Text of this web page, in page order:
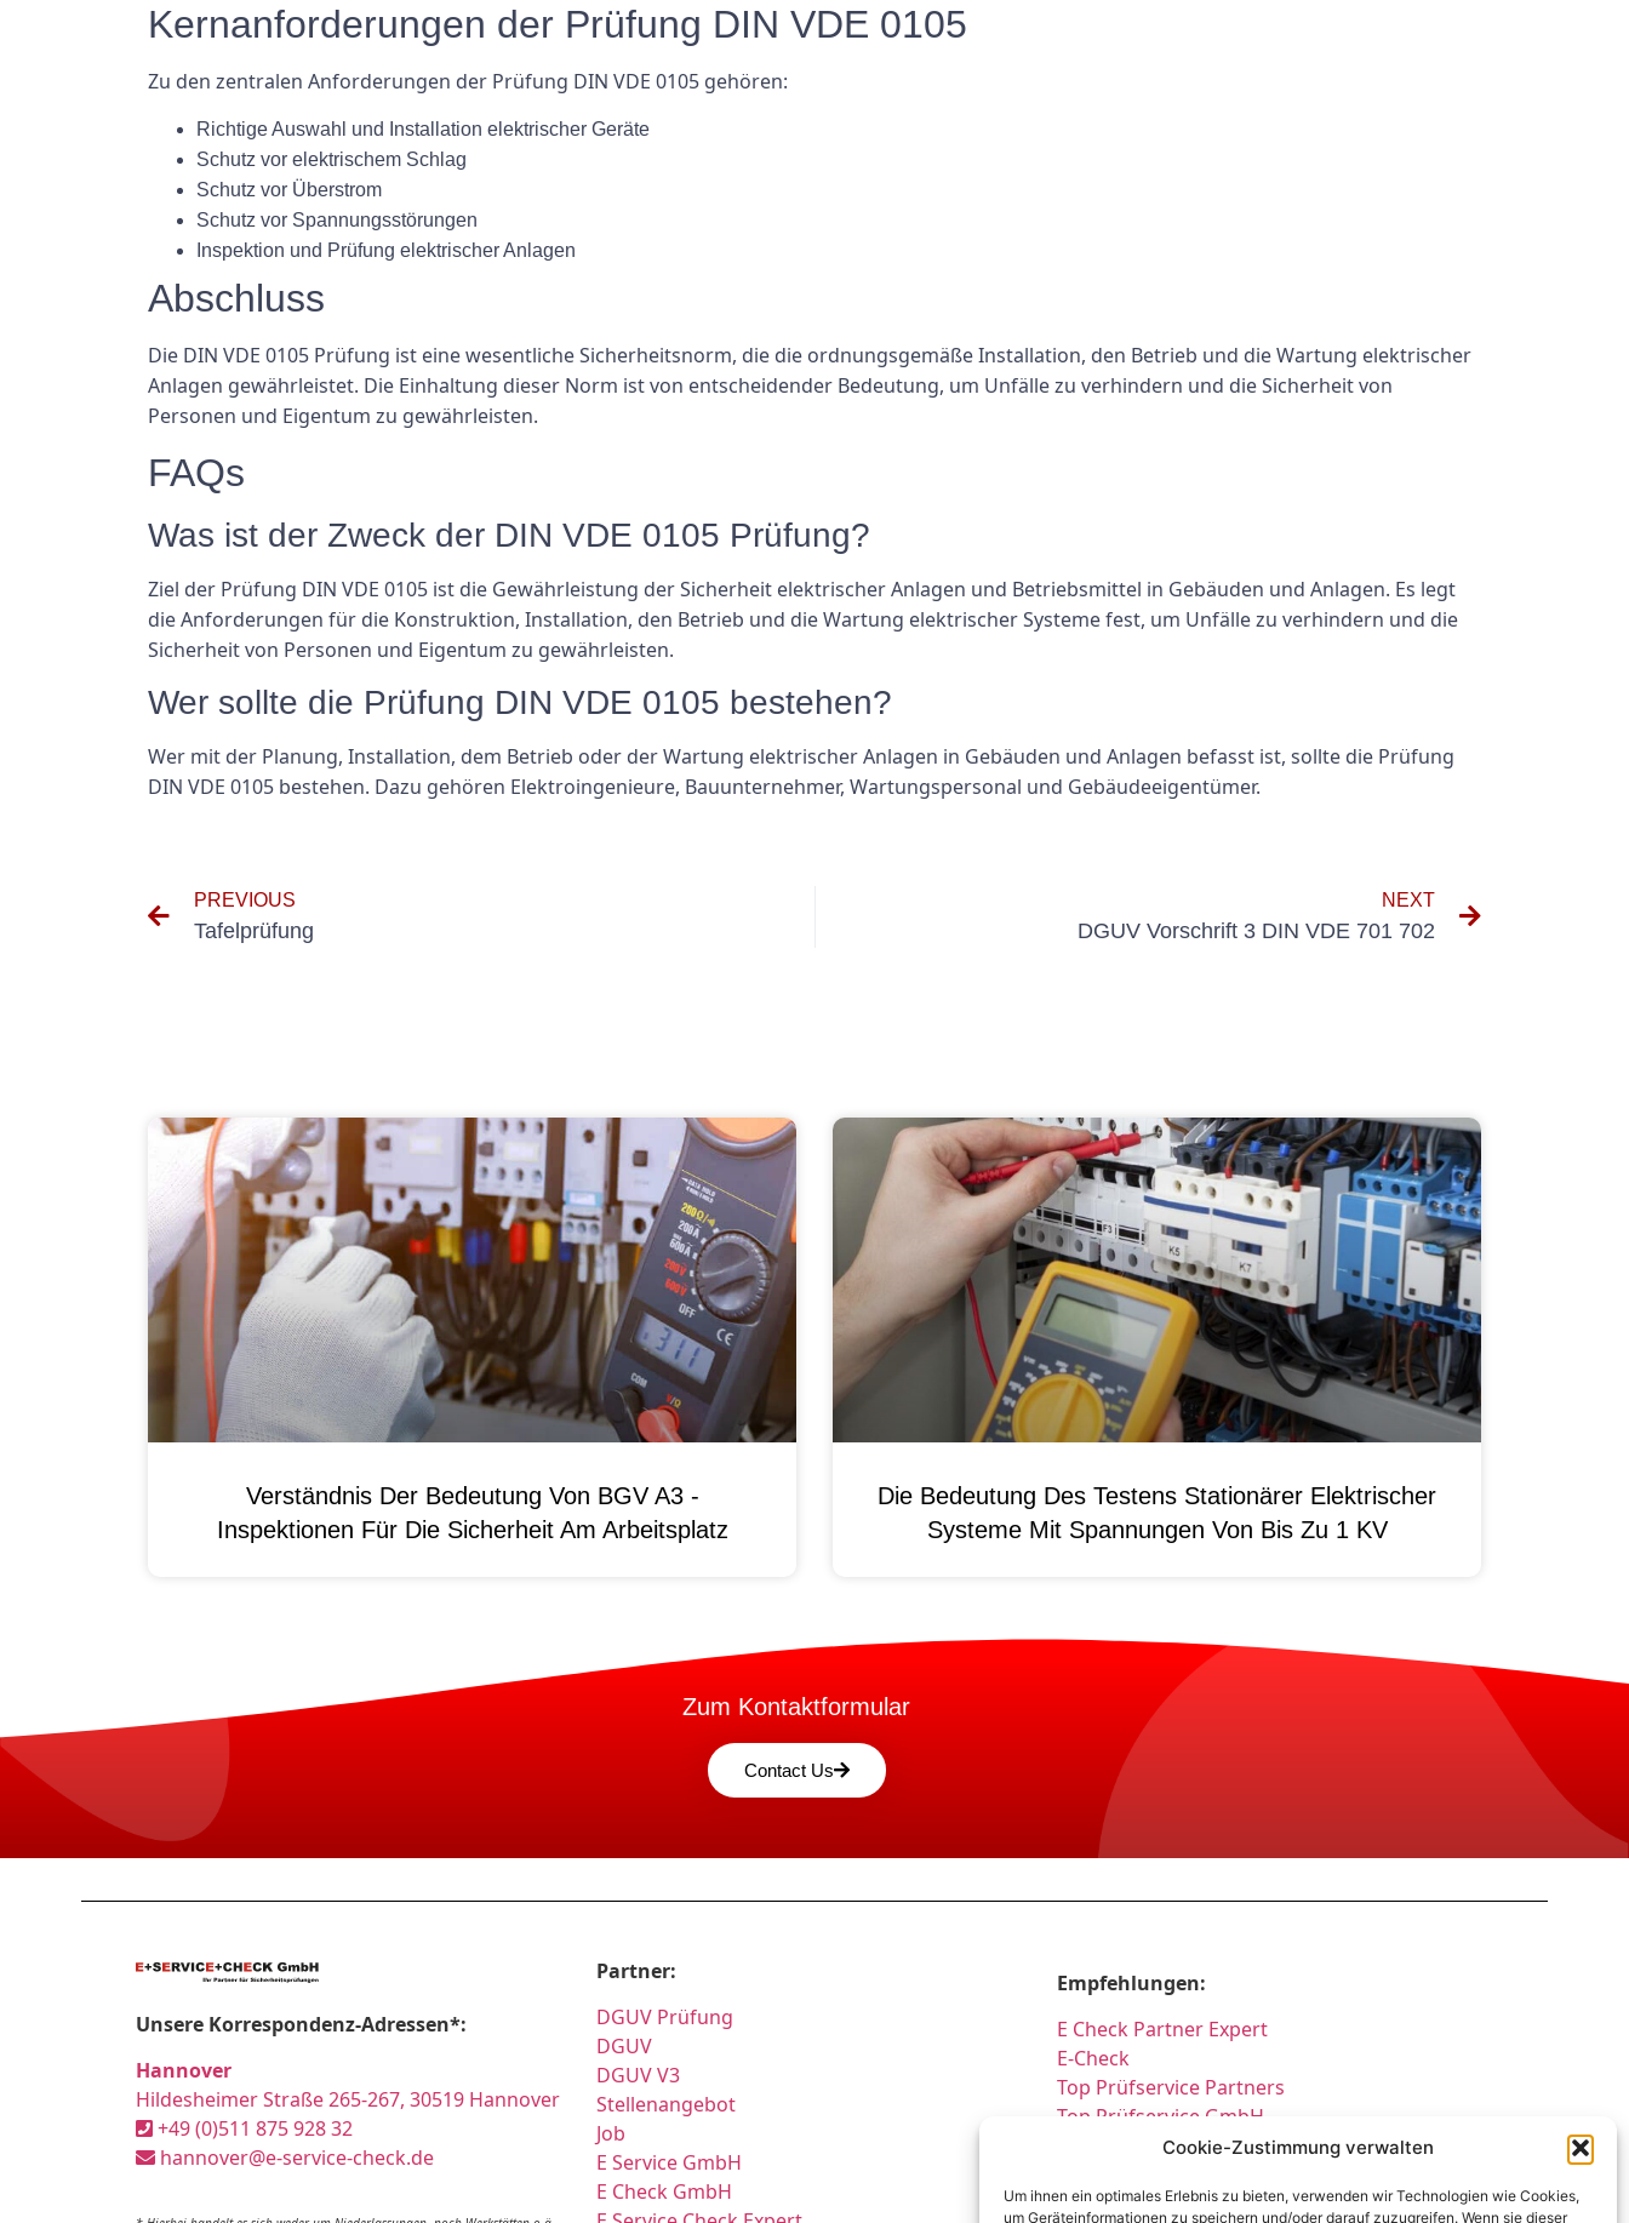
Cookie-Zustimmung verwalten
Um ihnen ein optimales Erlebnis zu bieten, verwenden wir Technologien wie Cookies,
um Geräteinformationen zu speichern und/oder darauf zuzugreifen. Wenn sie dieser
Kernanforderungen der Prüfung DIN VDE 0105
Zu den zentralen Anforderungen der Prüfung DIN VDE 0105 gehören:
Richtige Auswahl und Installation elektrischer Geräte
Schutz vor elektrischem Schlag
Schutz vor Überstrom
Schutz vor Spannungsstörungen
Inspektion und Prüfung elektrischer Anlagen
Abschluss
Die DIN VDE 0105 Prüfung ist eine wesentliche Sicherheitsnorm, die die ordnungsgemäße Installation, den Betrieb und die Wartung elektrischer
Anlagen gewährleistet. Die Einhaltung dieser Norm ist von entscheidender Bedeutung, um Unfälle zu verhindern und die Sicherheit von
Personen und Eigentum zu gewährleisten.
FAQs
Was ist der Zweck der DIN VDE 0105 Prüfung?
Ziel der Prüfung DIN VDE 0105 ist die Gewährleistung der Sicherheit elektrischer Anlagen und Betriebsmittel in Gebäuden und Anlagen. Es legt
die Anforderungen für die Konstruktion, Installation, den Betrieb und die Wartung elektrischer Systeme fest, um Unfälle zu verhindern und die
Sicherheit von Personen und Eigentum zu gewährleisten.
Wer sollte die Prüfung DIN VDE 0105 bestehen?
Wer mit der Planung, Installation, dem Betrieb oder der Wartung elektrischer Anlagen in Gebäuden und Anlagen befasst ist, sollte die Prüfung
DIN VDE 0105 bestehen. Dazu gehören Elektroingenieure, Bauunternehmer, Wartungspersonal und Gebäudeeigentümer.
PREVIOUS
Tafelprüfung
NEXT
DGUV Vorschrift 3 DIN VDE 701 702
Verständnis Der Bedeutung Von BGV A3 -
Inspektionen Für Die Sicherheit Am Arbeitsplatz
Die Bedeutung Des Testens Stationärer Elektrischer
Systeme Mit Spannungen Von Bis Zu 1 KV
Zum Kontaktformular
Contact Us
Unsere Korrespondenz-Adressen*:
Hannover
Hildesheimer Straße 265-267, 30519 Hannover
+49 (0)511 875 928 32
hannover@e-service-check.de
Partner:
DGUV Prüfung
DGUV
DGUV V3
Stellenangebot
Job
E Service GmbH
E Check GmbH
Empfehlungen:
E Check Partner Expert
E-Check
Top Prüfservice Partners
Top Prüfservice GmbH
Prüfung DGUV3 GmbH
Sicherheitsprüfungen Expert